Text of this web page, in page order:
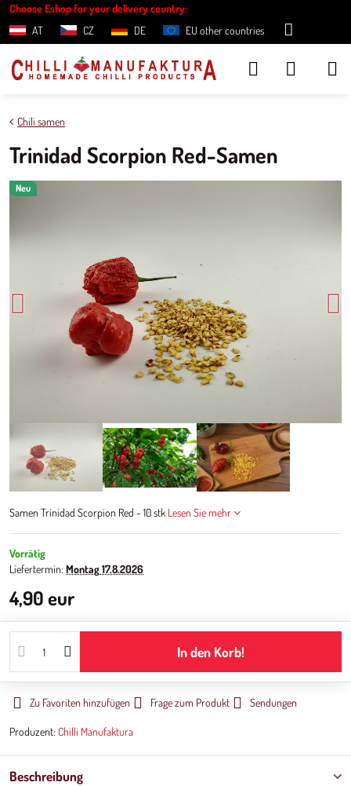
Choose Eshop for your delivery country:
AT
CZ DE EU other countries
Neu
Chili samen
Trinidad Scorpion Red-Samen
Samen Trinidad Scorpion Red - 10 stk Lesen Sie mehr
Vorrätig
Liefertermin: Montag17.8.2026
4,90 eur
In den Korb!
Zu Favoriten hinzufügen Frage zum Produkt Sendungen
Produzent: Chilli Manufaktura
Beschreibung